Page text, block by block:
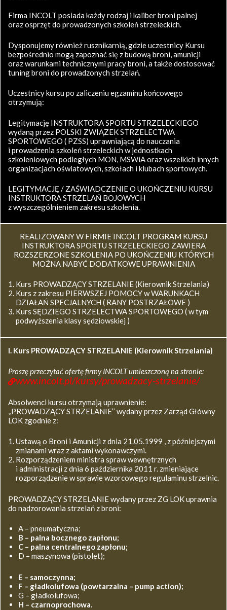
Firma INCOLT posiada każdy rodzaj i kaliber broni palnej
oraz osprzęt do prowadzonych szkoleń strzeleckich.
Dysponujemy również rusznikarnią, gdzie uczestnicy Kursu
bezpośrednio mogą zapoznać się z budową broni, amunicji
oraz warunkami technicznymi pracy broni, a także dostosować
tuning broni do prowadzonych strzelań.
Uczestnicy kursu po zaliczeniu egzaminu końcowego
otrzymują:
Legitymację INSTRUKTORA SPORTU STRZELECKIEGO
wydaną przez POLSKI ZWIĄZEK STRZELECTWA
SPORTOWEGO ( PZSS) uprawniającą do nauczania
i prowadzenia szkoleń strzeleckich w jednostkach
szkoleniowych podległych MON, MSWiA oraz wszelkich innych
organizacjach oświatowych, szkołach i klubach sportowych.
LEGITYMACJĘ / ZAŚWIADCZENIE O UKOŃCZENIU KURSU
INSTRUKTORA STRZELAŃ BOJOWYCH
z wyszczególnieniem zakresu szkolenia.
REALIZOWANY W FIRMIE INCOLT PROGRAM KURSU
INSTRUKTORA SPORTU STRZELECKIEGO ZAWIERA
ROZSZERZONE SZKOLENIA PO UKOŃCZENIU KTÓRYCH
MOŻNA NABYĆ DODATKOWE UPRAWNIENIA
Kurs PROWADZĄCY STRZELANIE (Kierownik Strzelania)
Kurs z zakresu PIERWSZEJ POMOCY w WARUNKACH
DZIAŁAŃ SPECJALNYCH ( RANY POSTRZAŁOWE )
Kurs SĘDZIEGO STRZELECTWA SPORTOWEGO ( w tym
podwyższenia klasy sędziowskiej )
I. Kurs PROWADZĄCY STRZELANIE (Kierownik Strzelania)
Proszę przeczytać ofertę firmy INCOLT umieszczoną na stronie:
www.incolt.pl/kursy/prowadzacy-strzelanie/
Absolwenci kursu otrzymają uprawnienie:
,,PROWADZĄCY STRZELANIE’’ wydany przez Zarząd Główny
LOK zgodnie z:
Ustawą o Broni i Amunicji z dnia 21.05.1999 , z późniejszymi
zmianami wraz z aktami wykonawczymi.
Rozporządzeniem ministra spraw wewnętrznych
i administracji z dnia 6 października 2011 r. zmieniające
rozporządzenie w sprawie wzorcowego regulaminu strzelnic.
PROWADZĄCY STRZELANIE wydany przez ZG LOK uprawnia
do nadzorowania strzelań z broni:
A – pneumatyczna;
B – palna bocznego zapłonu;
C – palna centralnego zapłonu;
D – maszynowa (pistolet);
E – samoczynna;
F – gładkolufowa (powtarzalna – pump action);
G – gładkolufowa;
H – czarnoprochowa.